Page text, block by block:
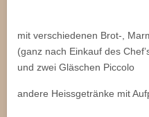
mit verschiedenen Brot-,
(ganz nach Einkauf des
und zwei Gläschen Piccolo
andere Heissgetränke mit